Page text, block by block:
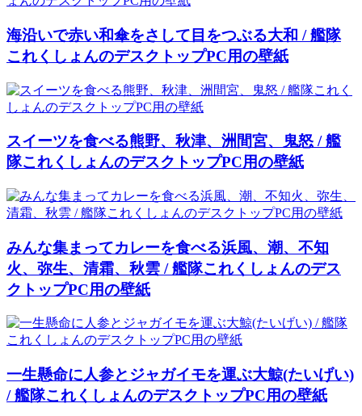
海沿いで赤い和傘をさして目をつぶる大和 / 艦隊
これくしょんのデスクトップPC用の壁紙
スイーツを食べる熊野、秋津、洲間宮、鬼怒 / 艦
隊これくしょんのデスクトップPC用の壁紙
みんな集まってカレーを食べる浜風、潮、不知
火、弥生、清霜、秋雲 / 艦隊これくしょんのデス
クトップPC用の壁紙
一生懸命に人参とジャガイモを運ぶ大鯨(たいげい)
/ 艦隊これくしょんのデスクトップPC用の壁紙